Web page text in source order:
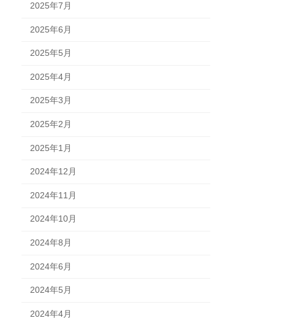
2025年7月
2025年6月
2025年5月
2025年4月
2025年3月
2025年2月
2025年1月
2024年12月
2024年11月
2024年10月
2024年8月
2024年6月
2024年5月
2024年4月